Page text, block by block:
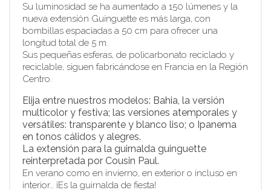
Su luminosidad se ha aumentado a 150 lúmenes y la
nueva extensión Guinguette es más larga, con
bombillas espaciadas a 50 cm para ofrecer una
longitud total de 5 m.
Sus pequeñas esferas, de policarbonato reciclado y
reciclable, siguen fabricándose en Francia en la Región
Centro.
Elija entre nuestros modelos: Bahia, la versión
multicolor y festiva; las versiones atemporales y
versátiles: transparente y blanco liso; o Ipanema
en tonos cálidos y alegres.
La extensión para la guirnalda guinguette
reinterpretada por Cousin Paul.
En verano como en invierno, en exterior o incluso en
interior… ¡Es la guirnalda de fiesta!